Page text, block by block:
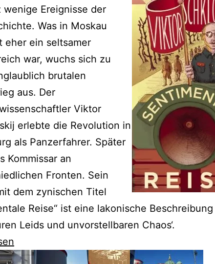
wenige Ereignisse der
Was in Moskau
eher ein seltsamer
war, wuchs sich zu
brutalen
aus. Der
Viktor
erlebte die Revolution in
als Panzerfahrer. Später
Kommissar an
Fronten. Sein
dem zynischen Titel
Reise“ ist eine lakonische Beschreibung
Leids und unvorstellbaren Chaos‘.